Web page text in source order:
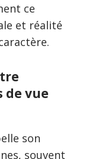
ce
et réalité
de vue
son
souvent